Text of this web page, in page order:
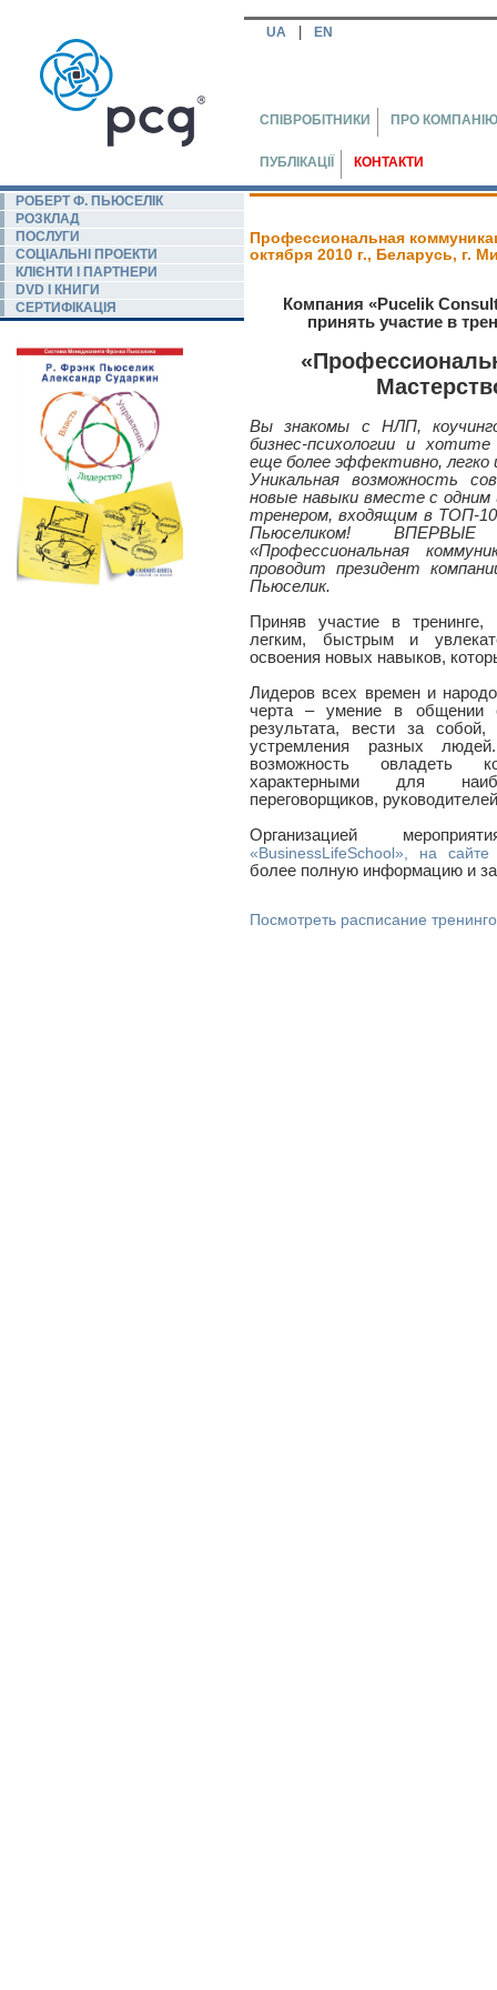
UA EN
СПІВРОБІТНИКИ ПРО КОМПАНІЮ
ПУБЛІКАЦІЇ КОНТАКТИ
РОБЕРТ Ф. ПЬЮСЕЛIК
РОЗКЛАД
ПОСЛУГИ
СОЦІАЛЬНІ ПРОЕКТИ
КЛІЄНТИ І ПАРТНЕРИ
DVD І КНИГИ
СЕРТИФІКАЦІЯ
Профессиональная
октября 2010 г., Беларусь, г.
Компания «Pucelik
принять участие в
Вы знакомы с НЛП,
бизнес-психологии и
еще более эффективно, легко
Уникальная возможность
новые навыки вместе с одним
тренером, входящим в ТОП-
Пьюселиком!
«Профессиональная
проводит президент
Пьюселик.
Приняв участие в
легким, быстрым и
освоения новых навыков,
Лидеров всех времен и
черта – умение в общении
результата, вести за
устремления разных
возможность овладеть
характерными для
переговорщиков,
Организацией
«BusinessLifeSchool», на сайте
более полную информацию и
Посмотреть расписание